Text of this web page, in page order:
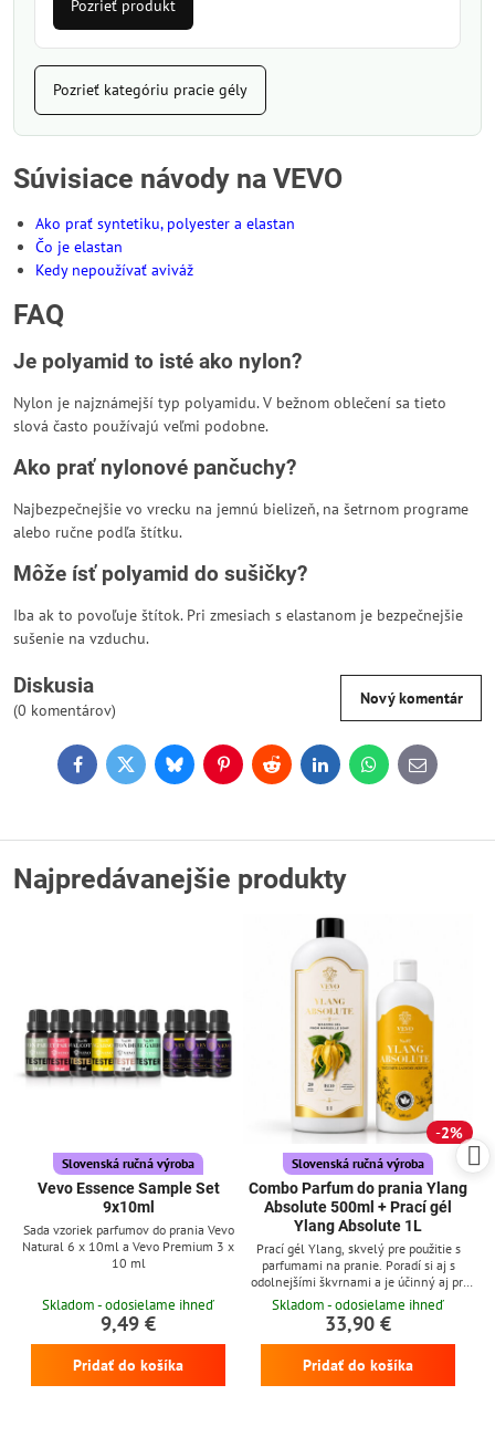
Pozrieť produkt
Pozrieť kategóriu pracie gély
Súvisiace návody na VEVO
Ako prať syntetiku, polyester a elastan
Čo je elastan
Kedy nepoužívať aviváž
FAQ
Je polyamid to isté ako nylon?
Nylon je najznámejší typ polyamidu. V bežnom oblečení sa tieto
slová často používajú veľmi podobne.
Ako prať nylonové pančuchy?
Najbezpečnejšie vo vrecku na jemnú bielizeň, na šetrnom programe
alebo ručne podľa štítku.
Môže ísť polyamid do sušičky?
Iba ak to povoľuje štítok. Pri zmesiach s elastanom je bezpečnejšie
sušenie na vzduchu.
Diskusia
(0 komentárov)
Nový komentár
FacebookTwitterBlueskyPinterestReddit LinkedInWhatsApp
E-
mail
Najpredávanejšie produkty
Slovenská ručná výroba
Vevo Essence Sample Set
9x10ml
Sada vzoriek parfumov do prania Vevo
Natural 6 x 10ml a Vevo Premium 3 x
10 ml
Skladom - odosielame ihneď
9,49 €
Pridať do košíka
2%
Slovenská ručná výroba
Combo Parfum do prania Ylang
Absolute 500ml + Prací gél
Ylang Absolute 1L
Prací gél Ylang, skvelý pre použitie s
parfumami na pranie. Poradí si aj s
odolnejšími škvrnami a je účinný aj pri
nízkych teplotách
Skladom - odosielame ihneď
33,90 €
Pridať do košíka